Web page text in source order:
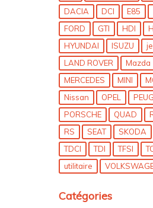
DACIA
DCI E85
FORD
GTI HDI
HYUNDAI
ISUZU
LAND ROVER
Mazda
MERCEDES
MINI
Nissan
OPEL
PORSCHE
QUAD
RS
SEAT SKODA
TDCI
TDI TFSI
utilitaire
Catégories